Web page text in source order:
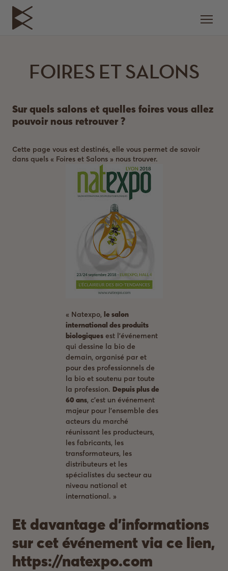
FOIRES ET SALONS
Sur quels salons et quelles foires vous allez
pouvoir nous retrouver ?
Cette page vous est destinés, elle vous permet de savoir
dans quels « Foires et Salons » nous trouver.
« Natexpo, le salon
international des produits
biologiquesest l’événement
qui dessine la bio de
demain, organisé par et
pour des professionnels de
la bio et soutenu par toute
la profession. Depuis plus de
60 ans, c’est un événement
majeur pour l’ensemble des
acteurs du marché
réunissant les producteurs,
les fabricants, les
transformateurs, les
distributeurs et les
spécialistes du secteur au
niveau national et
international. »
Et davantage d’informations
sur cet événement via ce lien,
https://natexpo.com